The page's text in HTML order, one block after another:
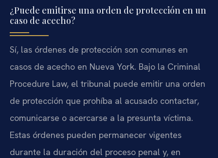
¿Puede emitirse una orden de protección en un
caso de acecho?
Sí, las órdenes de protección son comunes en
casos de acecho en Nueva York. Bajo la Criminal
Procedure Law, el tribunal puede emitir una orden
de protección que prohíba al acusado contactar,
comunicarse o acercarse a la presunta víctima.
Estas órdenes pueden permanecer vigentes
durante la duración del proceso penal y, en